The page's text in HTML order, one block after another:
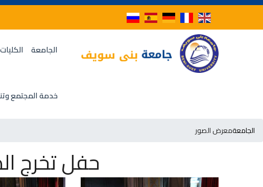
الجامعة الكليات
خدمة المجتمع
الجامعةمعرض الصور
حفل تخرج